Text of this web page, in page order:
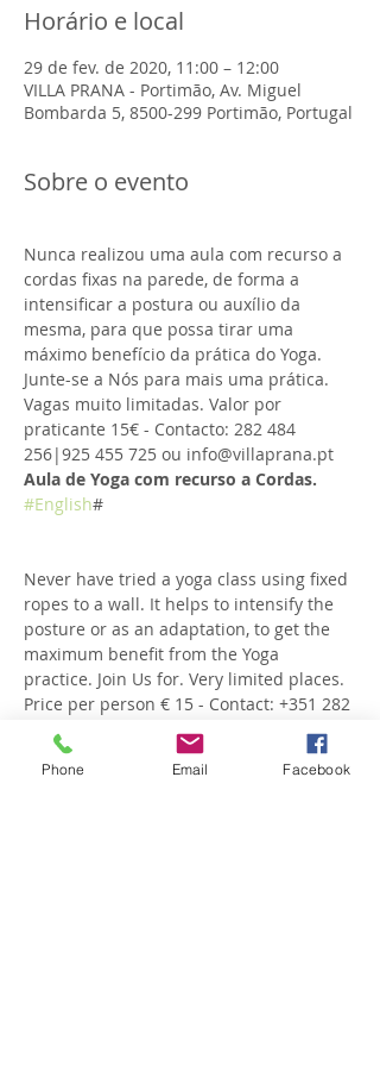
Horário e local
29 de fev. de 2020, 11:00 – 12:00
VILLA PRANA - Portimão, Av. Miguel
Bombarda 5, 8500-299 Portimão, Portugal
Sobre o evento
Nunca realizou uma aula com recurso a
cordas fixas na parede, de forma a
intensificar a postura ou auxílio da
mesma, para que possa tirar uma
máximo benefício da prática do Yoga.
Junte-se a Nós para mais uma prática.
Vagas muito limitadas. Valor por
praticante 15€ - Contacto: 282 484
Aula de Yoga com recurso a Cordas.
#English
Never have tried a yoga class using fixed
ropes to a wall. It helps to intensify the
posture or as an adaptation, to get the
maximum benefit from the Yoga
practice. Join Us for. Very limited places.
Price per person € 15 - Contact: +351 282
484 256 | 925 455 725 or
info@villaprana.pt
Yoga class with ropes.
Ver Menos
Phone Email Facebook